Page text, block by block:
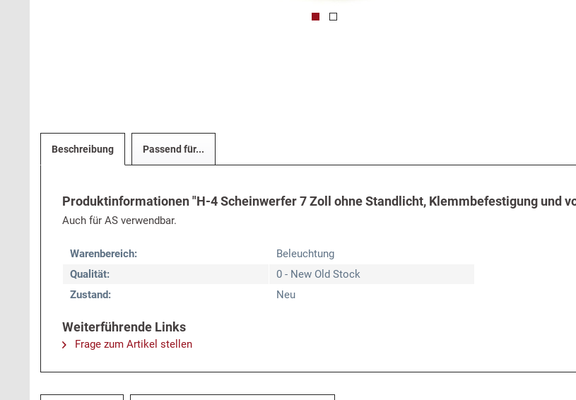
Beschreibung Passend für...
Produktinformationen "H-4 Scheinwerfer 7 Zoll ohne Standlicht, Klemmbefestigung und
Auch für AS verwendbar.
Warenbereich:
Beleuchtung
Qualität:
0 - New Old Stock
Zustand:
Neu
Weiterführende Links
Frage zum Artikel stellen